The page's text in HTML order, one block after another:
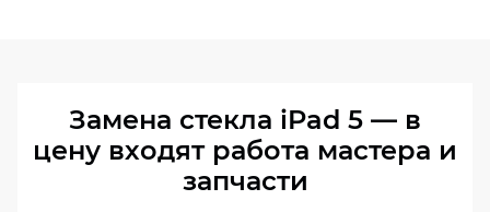
Замена стекла iPad 5 — в
цену входят работа мастера и
запчасти